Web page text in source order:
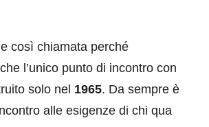
così chiamata perché
l’unico punto di incontro con
solo nel 1965. Da sempre è
alle esigenze di chi qua